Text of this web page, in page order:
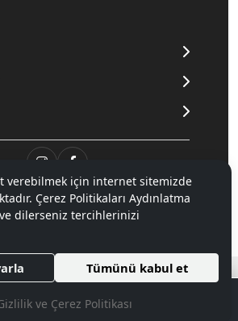
Mnpc. Tüm hakları saklıdır.
Nesil E-Ticaret Sistemleri ile Hazırlanmıştır.
verebilmek için internet sitemizde
Çerez Politikaları Aydınlatma
dilerseniz tercihlerinizi
Tümünü kabul et
ve Çerez Politikası